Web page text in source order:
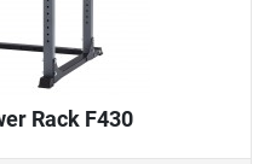
Rack F430